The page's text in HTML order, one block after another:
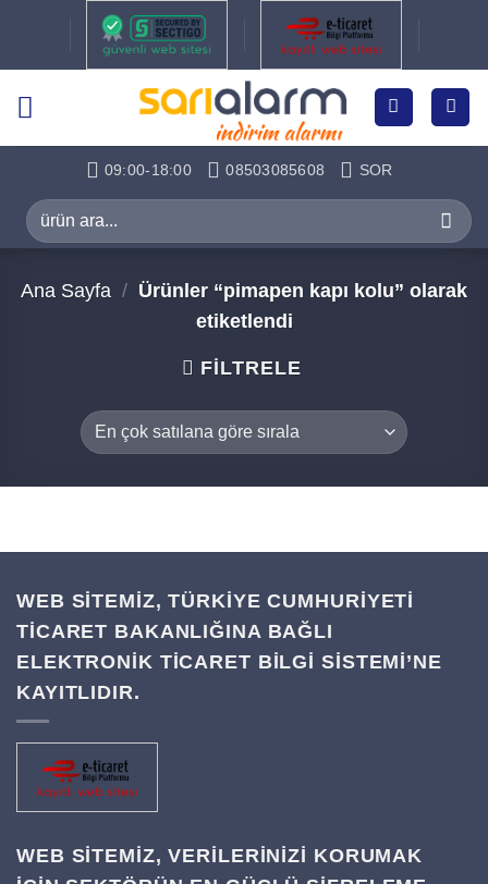
09:00-18:00 08503085608 SOR
Ara:
Ana Sayfa / Ürünler “pimapen kapı kolu” olarak
etiketlendi
FILTRELE
WEB SİTEMİZ, TÜRKİYE CUMHURİYETİ
TİCARET BAKANLIĞINA BAĞLI
ELEKTRONİK TİCARET BİLGİ SİSTEMİ’NE
KAYITLIDIR.
WEB SITEMIZ, VERILERINIZI KORUMAK